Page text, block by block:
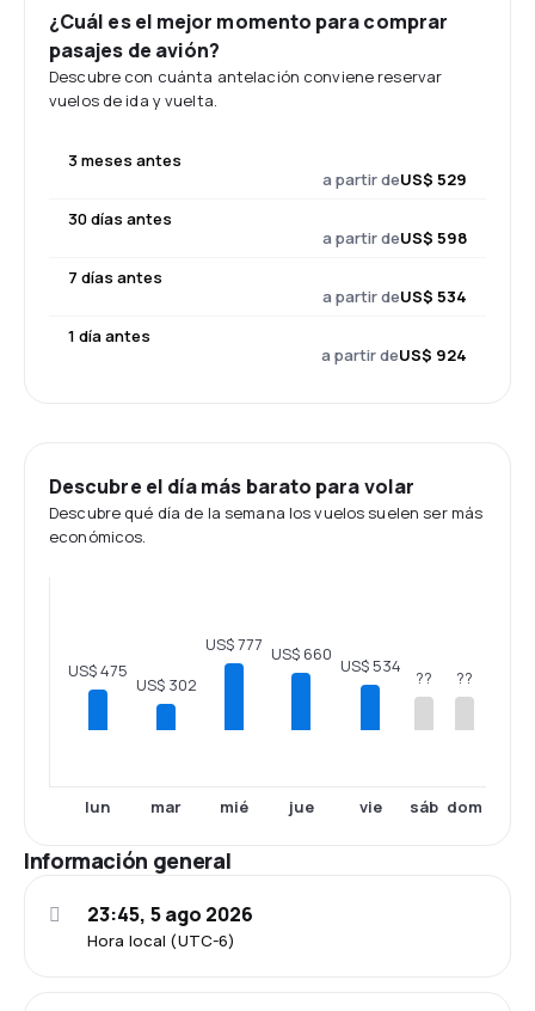
¿Cuál es el mejor momento para comprar
pasajes de avión?
Descubre con cuánta antelación conviene reservar
vuelos de ida y vuelta.
3 meses antes
a partir deUS$ 529
30 días antes
a partir deUS$ 598
7 días antes
a partir deUS$ 534
1 día antes
a partir deUS$ 924
Descubre el día más barato para volar
Descubre qué día de la semana los vuelos suelen ser más
económicos.
US$ 475
lun
US$ 302
mar
US$ 777
mié
US$ 660
jue
US$ 534
vie
??
sáb
??
dom
Información general
Hora local (UTC-6)
23:45, 5 ago 2026